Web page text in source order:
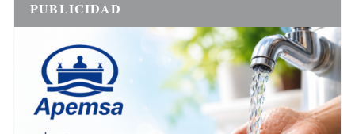
PUBLICIDAD